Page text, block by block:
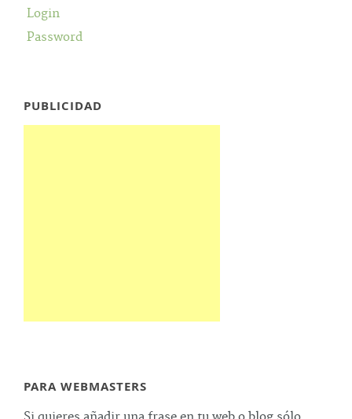
Login
Password
PUBLICIDAD
PARA WEBMASTERS